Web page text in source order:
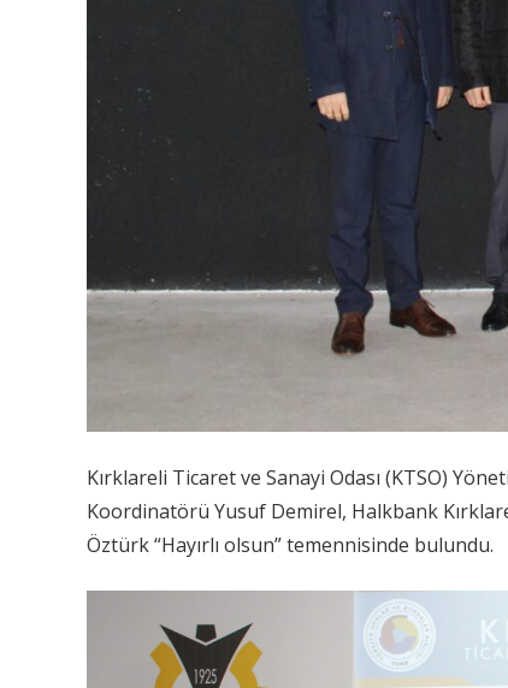
Kırklareli Ticaret ve Sanayi Odası (KTSO)
Koordinatörü Yusuf Demirel, Halkbank
Öztürk “Hayırlı olsun” temennisinde bulundu.